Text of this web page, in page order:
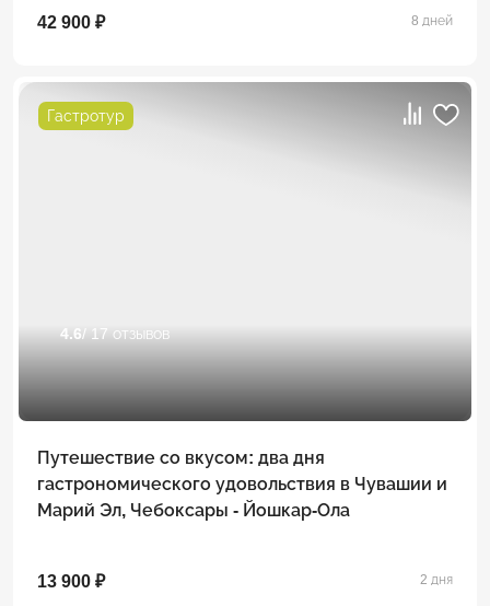
42 900 ₽ 8 дней
Гастротур
4.6/ 17 отзывов
Путешествие со вкусом: два дня
гастрономического удовольствия в Чувашии и
Марий Эл, Чебоксары - Йошкар-Ола
13 900 ₽ 2 дня